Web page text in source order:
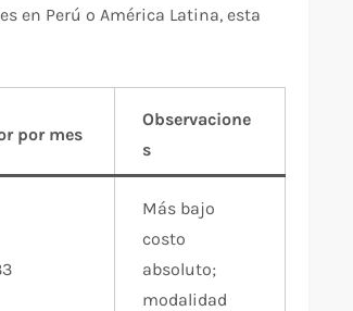
en Perú o América Latina, esta
por mes
Observacione
s
Más bajo
costo
absoluto;
modalidad